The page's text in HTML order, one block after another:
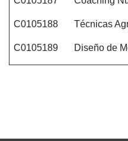
C0105188 Técnicas
C0105189 Diseño de